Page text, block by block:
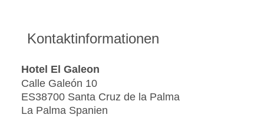
Kontaktinformationen
Hotel El Galeon
Calle Galeón 10
ES38700 Santa Cruz de la Palma
La Palma Spanien